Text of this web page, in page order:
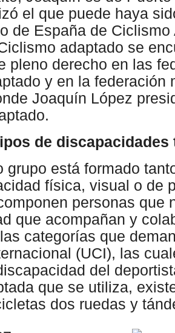
el que puede haya
de España de Ciclismo
adaptado se
pleno derecho en las
y en la federación
Joaquín López
de discapacidades
grupo está formado
física, visual o de
personas que
que acompañan y
categorías que
(UCI), las
del
que se utiliza,
dos ruedas y